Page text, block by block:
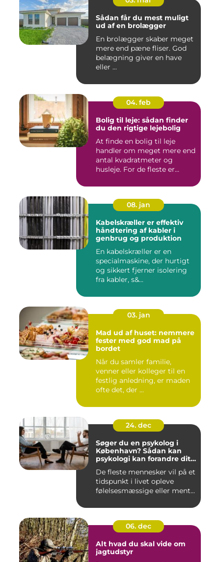
Sådan får du mest muligt
ud af en brolægger
En brolægger skaber meget
mere end pæne fliser. God
belægning giver en have
eller ...
04. feb
Bolig til leje: sådan finder
du den rigtige lejebolig
At finde en bolig til leje
handler om meget mere end
antal kvadratmeter og
husleje. For de fleste er...
08. jan
Kabelskræller er effektiv
håndtering af kabler i
genbrug og produktion
En kabelskræller er en
specialmaskine, der hurtigt
og sikkert fjerner isolering
fra kabler, s&...
03. jan
Mad ud af huset: nemmere
fester med god mad på
bordet
Når du samler familie,
venner eller kolleger til en
festlig anledning, er maden
ofte det, der ...
24. dec
Søger du en psykolog i
København? Sådan kan
psykologi kan forandre dit
De fleste mennesker vil på et
tidspunkt i livet opleve
følelsesmæssige eller ment...
06. dec
Alt hvad du skal vide om
jagtudstyr